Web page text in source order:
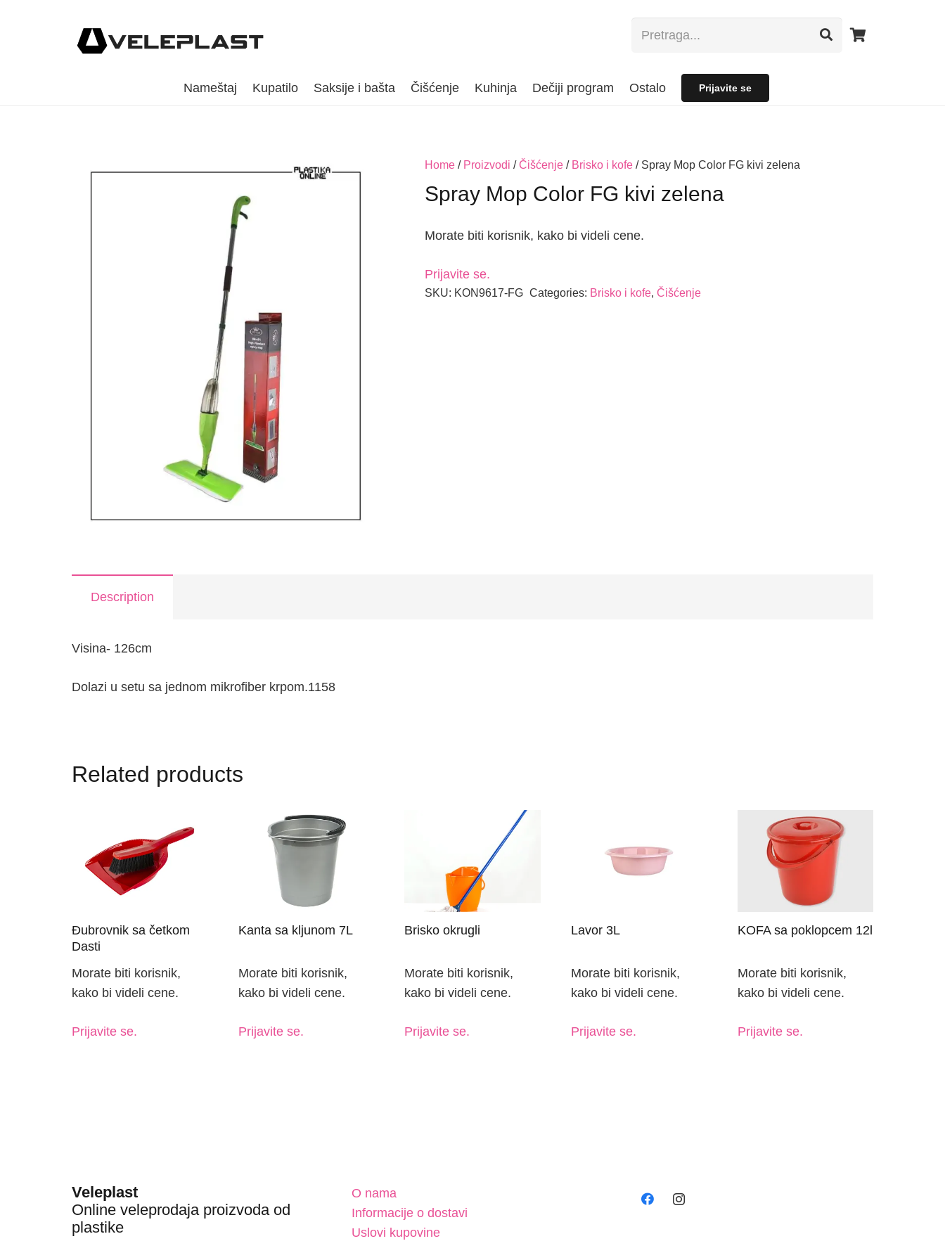
Nameštaj Kupatilo Saksije i bašta Čišćenje Kuhinja Dečiji program Ostalo Prijavite se
Home/ Proizvodi /Čišćenje/ Brisko i kofe/ Spray Mop Color FG kivi zelena
Spray Mop Color FG kivi zelena
Morate biti korisnik, kako bi videli cene.
Prijavite se.
SKU: KON9617-FG Categories: Brisko i kofe, Čišćenje
Description
Visina- 126cm
Dolazi u setu sa jednom mikrofiber krpom.1158
Related products
Đubrovnik sa četkom
Dasti
Morate biti korisnik,
kako bi videli cene.
Prijavite se.
Kanta sa kljunom 7L
Morate biti korisnik,
kako bi videli cene.
Prijavite se.
Brisko okrugli
Morate biti korisnik,
kako bi videli cene.
Prijavite se.
Lavor 3L
Morate biti korisnik,
kako bi videli cene.
Prijavite se.
KOFA sa poklopcem 12l
Morate biti korisnik,
kako bi videli cene.
Prijavite se.
Veleplast
Online veleprodaja proizvoda od
plastike
O nama
Informacije o dostavi
Uslovi kupovine